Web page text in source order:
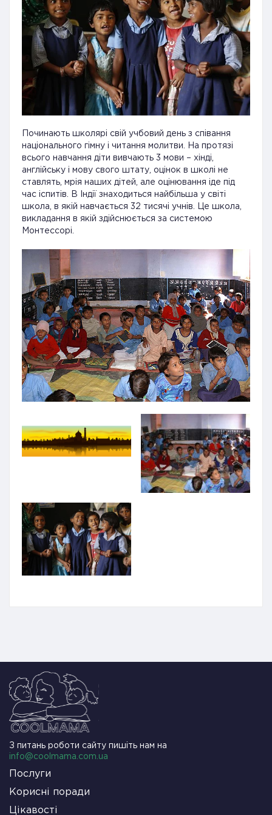
Починають школярі свій учбовий день з співання
національного гімну і читання молитви. На протязі
всього навчання діти вивчають 3 мови – хінді,
англійську і мову свого штату, оцінок в школі не
ставлять, мрія наших дітей, але оцінювання іде під
час іспитів. В Індії знаходиться найбільша у світі
школа, в якій навчається 32 тисячі учнів. Це школа,
викладання в якій здійснюється за системою
Монтессорі.
З питань роботи сайту пишіть нам на
info@coolmama.com.ua
Послуги
Корисні поради
Цікавості